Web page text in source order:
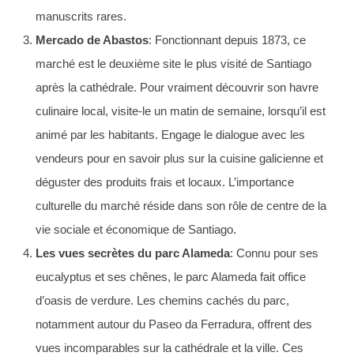
manuscrits rares.
Mercado de Abastos: Fonctionnant depuis 1873, ce
marché est le deuxième site le plus visité de Santiago
après la cathédrale. Pour vraiment découvrir son havre
culinaire local, visite-le un matin de semaine, lorsqu’il est
animé par les habitants. Engage le dialogue avec les
vendeurs pour en savoir plus sur la cuisine galicienne et
déguster des produits frais et locaux. L’importance
culturelle du marché réside dans son rôle de centre de la
vie sociale et économique de Santiago.
Les vues secrètes du parc Alameda: Connu pour ses
eucalyptus et ses chênes, le parc Alameda fait office
d’oasis de verdure. Les chemins cachés du parc,
notamment autour du Paseo da Ferradura, offrent des
vues incomparables sur la cathédrale et la ville. Ces